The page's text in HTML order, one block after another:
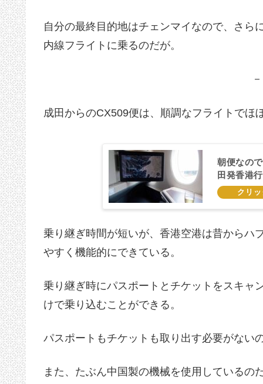
自分の最終目的地はチェンマイなので、さら
内線フライトに乗るのだが。
成田からのCX509便は、順調なフライトでほ
朝便なの
田発香港
乗り継ぎ時間が短いが、香港空港は昔からハ
やすく機能的にできている。
乗り継ぎ時にパスポートとチケットをスキャ
けで乗り込むことができる。
パスポートもチケットも取り出す必要がない
また、たぶん中国製の機械を使用しているの